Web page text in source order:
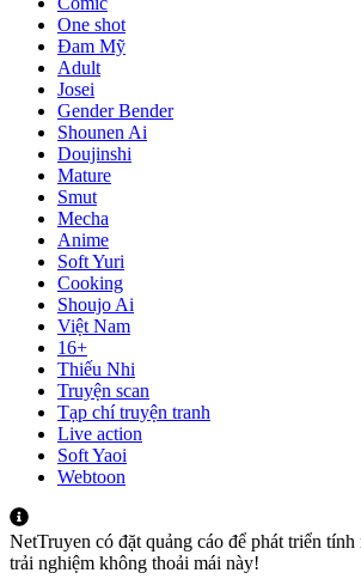
One shot
Đam Mỹ
Adult
Josei
Gender Bender
Shounen Ai
Doujinshi
Mature
Smut
Mecha
Anime
Soft Yuri
Cooking
Shoujo Ai
Việt Nam
16+
Thiếu Nhi
Truyện scan
Tạp chí truyện tranh
Live action
Soft Yaoi
Webtoon
NetTruyen có đặt quảng cáo để phát triển
trải nghiệm không thoải mái này!